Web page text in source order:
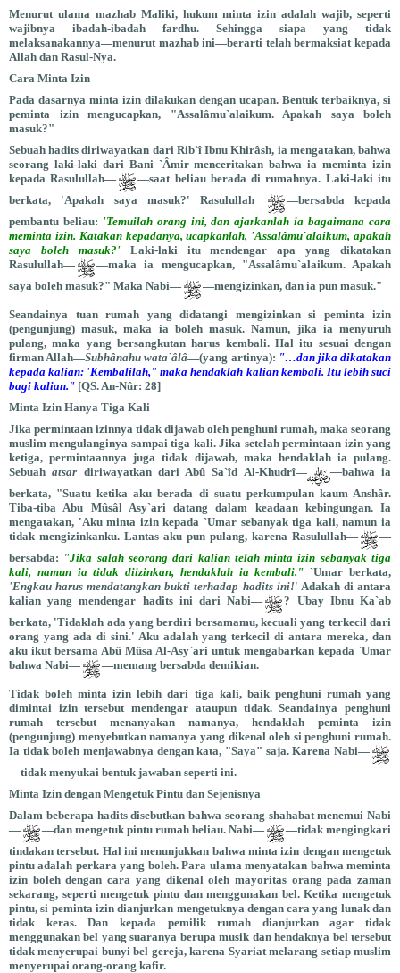
Menurut ulama mazhab Maliki, hukum minta izin adalah wajib, seperti
wajibnya ibadah-ibadah fardhu. Sehingga siapa yang tidak
melaksanakannya—menurut mazhab ini—berarti telah bermaksiat kepada
Allah dan Rasul-Nya.
Cara Minta Izin
Pada dasarnya minta izin dilakukan dengan ucapan. Bentuk terbaiknya, si
peminta izin mengucapkan, "Assalâmu`alaikum. Apakah saya boleh
masuk?"
Sebuah hadits diriwayatkan dari Rib`î Ibnu Khirâsh, ia mengatakan, bahwa
seorang laki-laki dari Bani `Âmir menceritakan bahwa ia meminta izin
kepada Rasulullah—
—saat beliau berada di rumahnya. Laki-laki itu
berkata, 'Apakah saya masuk?' Rasulullah
—bersabda kepada
pembantu beliau: 'Temuilah orang ini, dan ajarkanlah ia bagaimana cara
meminta izin. Katakan kepadanya, ucapkanlah, 'Assalâmu`alaikum, apakah
saya boleh masuk?' Laki-laki itu mendengar apa yang dikatakan
Rasulullah—
—maka ia mengucapkan, "Assalâmu`alaikum. Apakah
saya boleh masuk?" Maka Nabi—
—mengizinkan, dan ia pun masuk."
Seandainya tuan rumah yang didatangi mengizinkan si peminta izin
(pengunjung) masuk, maka ia boleh masuk. Namun, jika ia menyuruh
pulang, maka yang bersangkutan harus kembali. Hal itu sesuai dengan
firman Allah—Subhânahu wata`âlâ—(yang artinya): "…dan jika dikatakan
kepada kalian: 'Kembalilah," maka hendaklah kalian kembali. Itu lebih suci
bagi kalian." [QS. An-Nûr: 28]
Minta Izin Hanya Tiga Kali
Jika permintaan izinnya tidak dijawab oleh penghuni rumah, maka seorang
muslim mengulanginya sampai tiga kali. Jika setelah permintaan izin yang
ketiga, permintaannya juga tidak dijawab, maka hendaklah ia pulang.
Sebuahatsar diriwayatkan dari Abû Sa`îd Al-Khudrî— ­­­—bahwa ia
berkata, "Suatu ketika aku berada di suatu perkumpulan kaum Anshâr.
Tiba-tiba Abu Mûsâl Asy`ari datang dalam keadaan kebingungan. Ia
mengatakan, 'Aku minta izin kepada `Umar sebanyak tiga kali, namun ia
tidak mengizinkanku. Lantas aku pun pulang, karena Rasulullah—
—
bersabda: "Jika salah seorang dari kalian telah minta izin sebanyak tiga
kali, namun ia tidak diizinkan, hendaklah ia kembali."`Umar berkata,
'Engkau harus mendatangkan bukti terhadap hadits ini!' Adakah di antara
kalian yang mendengar hadits ini dari Nabi—
? Ubay Ibnu Ka`ab
berkata, 'Tidaklah ada yang berdiri bersamamu, kecuali yang terkecil dari
orang yang ada di sini.' Aku adalah yang terkecil di antara mereka, dan
aku ikut bersama Abû Mûsa Al-Asy`ari untuk mengabarkan kepada `Umar
bahwa Nabi—
—memang bersabda demikian.
Tidak boleh minta izin lebih dari tiga kali, baik penghuni rumah yang
dimintai izin tersebut mendengar ataupun tidak. Seandainya penghuni
rumah tersebut menanyakan namanya, hendaklah peminta izin
(pengunjung) menyebutkan namanya yang dikenal oleh si penghuni rumah.
Ia tidak boleh menjawabnya dengan kata, "Saya" saja. Karena Nabi—
—tidak menyukai bentuk jawaban seperti ini.
Minta Izin dengan Mengetuk Pintu dan Sejenisnya
Dalam beberapa hadits disebutkan bahwa seorang shahabat menemui Nabi
—
—dan mengetuk pintu rumah beliau. Nabi—
—tidak mengingkari
tindakan tersebut. Hal ini menunjukkan bahwa minta izin dengan mengetuk
pintu adalah perkara yang boleh. Para ulama menyatakan bahwa meminta
izin boleh dengan cara yang dikenal oleh mayoritas orang pada zaman
sekarang, seperti mengetuk pintu dan menggunakan bel. Ketika mengetuk
pintu, si peminta izin dianjurkan mengetuknya dengan cara yang lunak dan
tidak keras. Dan kepada pemilik rumah dianjurkan agar tidak
menggunakan bel yang suaranya berupa musik dan hendaknya bel tersebut
tidak menyerupai bunyi bel gereja, karena Syariat melarang setiap muslim
menyerupai orang-orang kafir.